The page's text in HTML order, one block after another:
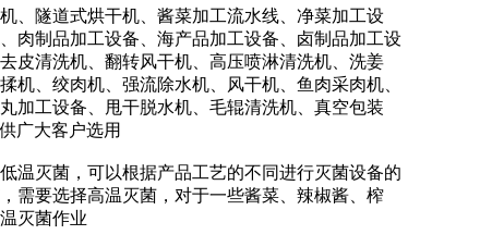
隧道式烘干机、酱菜加工流水线、净菜加工设
肉制品加工设备、海产品加工设备、卤制品加工设
皮清洗机、翻转风干机、高压喷淋清洗机、洗姜
、绞肉机、强流除水机、风干机、鱼肉采肉机、
加工设备、甩干脱水机、毛辊清洗机、真空包装
广大客户选用
温灭菌，可以根据产品工艺的不同进行灭菌设备的
需要选择高温灭菌，对于一些酱菜、辣椒酱、榨
灭菌作业